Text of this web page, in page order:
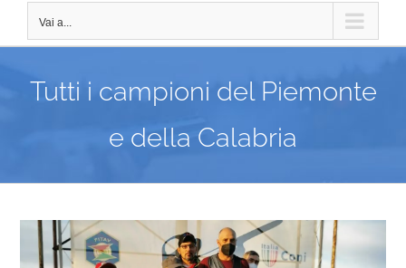
Vai a...
Tutti i campioni del Piemonte
e della Calabria
Ingrandisci
immagine